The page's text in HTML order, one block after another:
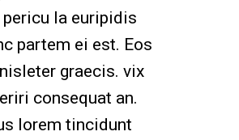
pericu la euripidis
partem ei est. Eos
graecis. vix
consequat an.
lorem tincidunt